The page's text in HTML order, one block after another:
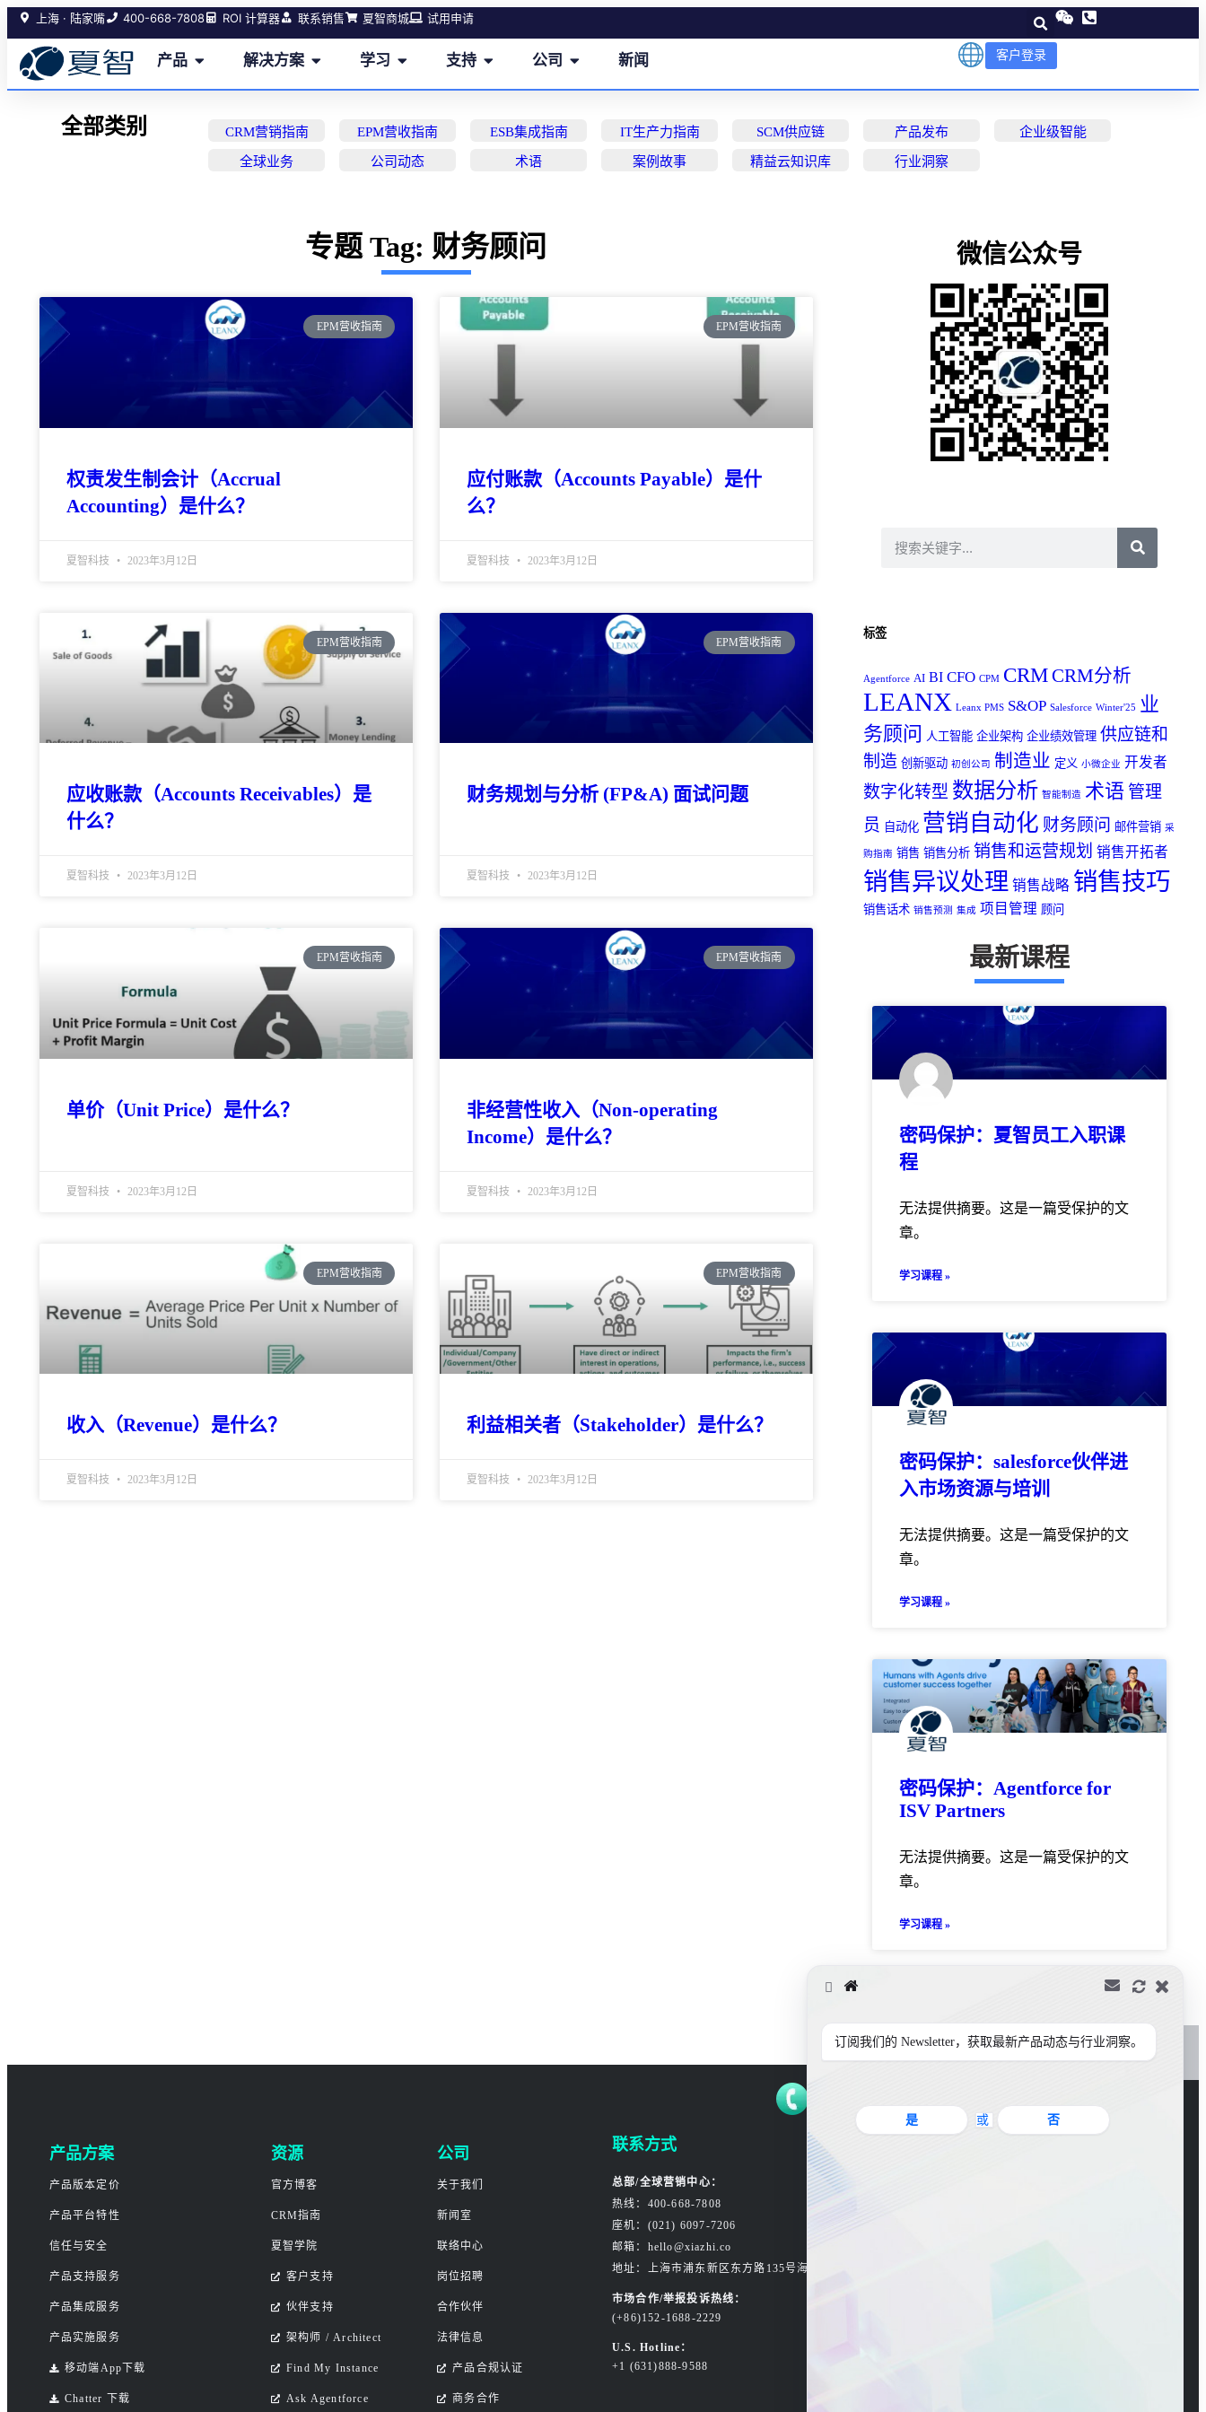
上海 · 陆家嘴 400-668-7808 ROI 计算器 联系销售 夏智商城 试用申请
产品 解决方案 学习 支持 公司 新闻 客户登录
全部类别 CRM营销指南 EPM营收指南 ESB集成指南 IT生产力指南 SCM供应链 产品发布 企业级智能
全球业务 公司动态 术语 案例故事 精益云知识库 行业洞察
专题 Tag: 财务顾问
EPM营收指南
权责发生制会计（Accrual
Accounting）是什么？
夏智科技 2023年3月12日
EPM营收指南
应付账款（Accounts Payable）是什
么？
夏智科技 2023年3月12日
EPM营收指南
应收账款（Accounts Receivables）是
什么？
夏智科技 2023年3月12日
EPM营收指南
财务规划与分析 (FP&A) 面试问题
夏智科技 2023年3月12日
EPM营收指南
单价（Unit Price）是什么？
夏智科技 2023年3月12日
EPM营收指南
非经营性收入（Non-operating
Income）是什么？
夏智科技 2023年3月12日
EPM营收指南
收入（Revenue）是什么？
夏智科技 2023年3月12日
EPM营收指南
利益相关者（Stakeholder）是什么？
夏智科技 2023年3月12日
微信公众号
标签
Agentforce AI BI CFO CPM CRMCRM分析
LEANX Leanx PMS S&OP Salesforce Winter'25
业
务顾问 人工智能 企业架构 企业绩效管理 供应链和
制造 创新驱动 初创公司 制造业 定义 小微企业 开发者
数字化转型 数据分析 智能制造 术语 管理
员 自动化 营销自动化 财务顾问 邮件营销 采
购指南 销售 销售分析 销售和运营规划 销售开拓者
销售异议处理 销售战略 销售技巧
销售话术 销售预测 集成 项目管理 顾问
最新课程
密码保护：夏智员工入职课
程
无法提供摘要。这是一篇受保护的文
章。
学习课程 »
密码保护：salesforce伙伴进
入市场资源与培训
无法提供摘要。这是一篇受保护的文
章。
学习课程 »
密码保护：Agentforce for
ISV Partners
无法提供摘要。这是一篇受保护的文
章。
学习课程 »
产品方案
产品版本定价
产品平台特性
信任与安全
产品支持服务
产品集成服务
产品实施服务
移动端App下载
Chatter 下载
资源
官方博客
CRM指南
夏智学院
客户支持
伙伴支持
架构师 / Architect
Find My Instance
Ask Agentforce
公司
关于我们
新闻室
联络中心
岗位招聘
合作伙伴
法律信息
产品合规认证
商务合作
联系方式
总部/全球营销中心：
热线：400-668-7808
座机：(021) 6097-7206
邮箱：hello@xiazhi.co
地址：上海市浦东新区东方路135号海东大楼3楼
市场合作/举报投诉热线：
(+86)152-1688-2229
U.S. Hotline：
+1 (631)888-9588
订阅我们的 Newsletter，获取最新产品动态与行业洞察。
是 或 否